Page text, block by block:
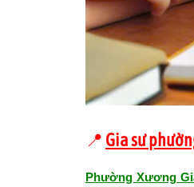
📍 Gia sư
Phường Xương